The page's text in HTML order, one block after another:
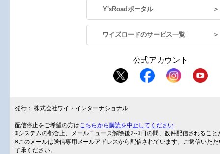
Y'sRoadポータル ＞
ワイズロードのサービス一覧 ＞
公式アカウント
発行： 株式会社ワイ・インターナショナル
配信停止をご希望の方はこちらから購読を中止してください
※システムの都合上、メールニュース解除後2~3日の間、数件配信されること
※このメールは送信専用メールアドレスから配信されています。ご返信いた
了承ください。